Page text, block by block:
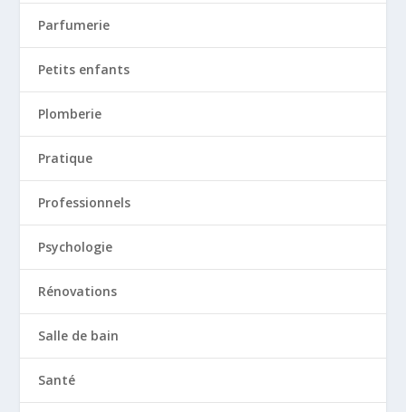
Parfumerie
Petits enfants
Plomberie
Pratique
Professionnels
Psychologie
Rénovations
Salle de bain
Santé